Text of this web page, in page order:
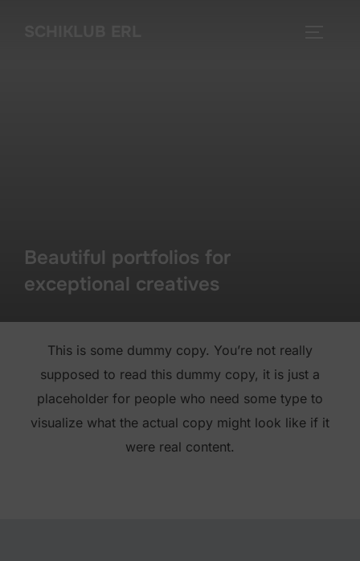
Beautiful portfolios for
exceptional creatives
This is some dummy copy. You’re not really
supposed to read this dummy copy, it is just a
placeholder for people who need some type to
visualize what the actual copy might look like if it
were real content.